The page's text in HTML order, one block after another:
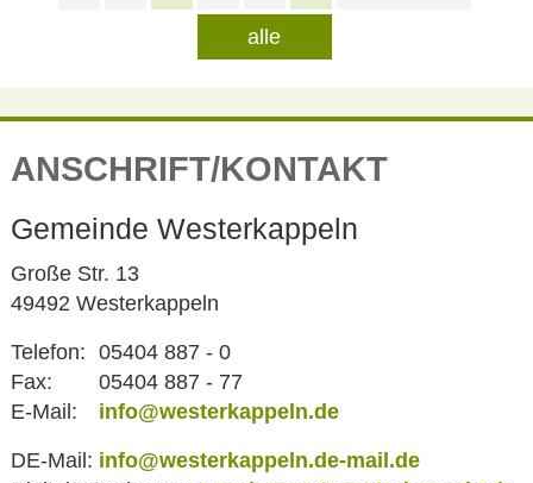
alle
ANSCHRIFT/KONTAKT
Gemeinde Westerkappeln
Große Str. 13
49492 Westerkappeln
Telefon: 05404 887 - 0
Fax:
05404 887 - 77
E-Mail:
info@westerkappeln.de
DE-Mail: info@westerkappeln.de-mail.de